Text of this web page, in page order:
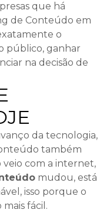
que há
de Conteúdo em
o
público, ganhar
na decisão de
da tecnologia,
também
veio com a internet,
mudou, está
isso porque o
fácil.